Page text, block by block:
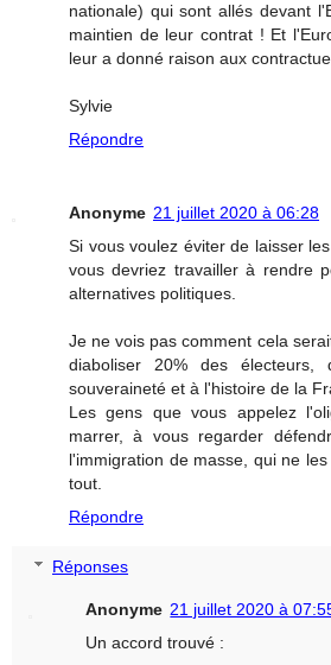
nationale) qui sont allés devant
maintien de leur contrat ! Et
leur a donné raison aux
Sylvie
Répondre
Anonyme 21 juillet 2020 à 06:28
Si vous voulez éviter de laisser
vous devriez travailler à rendre
alternatives politiques.
Je ne vois pas comment cela
diaboliser 20% des
souveraineté et à l'histoire de la
Les gens que vous appelez
marrer, à vous regarder
l'immigration de masse, qui ne
tout.
Répondre
Réponses
Anonyme 21 juillet 2020 à
Un accord trouvé :